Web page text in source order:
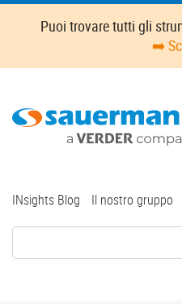
Skip
content
Puoi trovare tutti gli
➡️
Top
INsights Blog Il nostro gruppo